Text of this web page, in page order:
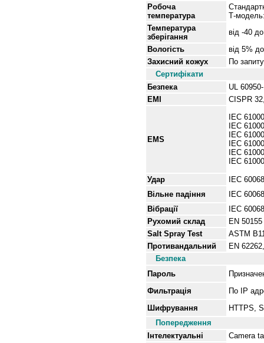
Робоча
температура
Т-
Температура
зберігання
від -40
Вологість
від 5%
Захисний кожух
По запиту
Сертифікати
Безпека
UL
EMI
CISPR
EMS
IEC
IEC
IEC
IEC
IEC
IEC
Удар
IEC
Вільне падіння
IEC
Вібрації
IEC
Рухомий склад
EN 50155
Salt Spray Test
ASTM
Противандальний
EN
Безпека
Пароль
Фильтрація
По IP
Шифрування
HTTPS,
Попередження
Інтелектуальні
Camera